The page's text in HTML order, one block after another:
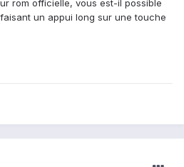
rom officielle, vous est-il possible
un appui long sur une touche